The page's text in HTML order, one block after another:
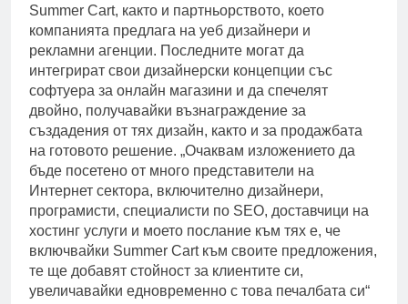
Summer Cart, както и партньорството, което
компанията предлага на уеб дизайнери и
рекламни агенции. Последните могат да
интегрират свои дизайнерски концепции със
софтуера за онлайн магазини и да спечелят
двойно, получавайки възнаграждение за
създадения от тях дизайн, както и за продажбата
на готовото решение. „Очаквам изложението да
бъде посетено от много представители на
Интернет сектора, включително дизайнери,
програмисти, специалисти по SEO, доставчици на
хостинг услуги и моето послание към тях е, че
включвайки Summer Cart към своите предложения,
те ще добавят стойност за клиентите си,
увеличавайки едновременно с това печалбата си“